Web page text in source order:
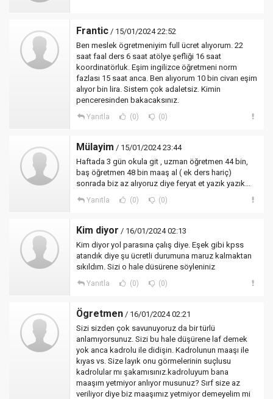
Frantic / 15/01/2024 22:52
Ben meslek ögretmeniyim full ücret alıyorum. 22
saat faal ders 6 saat atölye şefliği 16 saat
koordinatörluk. Eşim ingilizce öğretmeni norm
fazlası 15 saat anca. Ben alıyorum 10 bin civarı eşim
alıyor bin lira. Sistem çok adaletsiz. Kimin
penceresinden bakacaksınız.
Yanıtla (0) (0)
Mülayim / 15/01/2024 23:44
Haftada 3 gün okula git , uzman öğretmen 44 bin,
baş öğretmen 48 bin maaş al ( ek ders hariç)
sonrada biz az alıyoruz diye feryat et yazık yazık...
Yanıtla (0) (0)
Kim diyor / 16/01/2024 02:13
Kim diyor yol parasına çalış diye. Eşek gibi kpss
atandık diye şu ücretli durumuna maruz kalmaktan
sıkıldım. Sizi o hale düsürene söyleniniz
Yanıtla (0) (0)
Ögretmen / 16/01/2024 02:21
Sizi sizden çok savunuyoruz da bir türlü
anlamıyorsunuz. Sizi bu hale düşürene laf demek
yok anca kadrolu ile didişin. Kadrolunun maaşı ile
kıyas vs. Size layık onu görmelerinin suçlusu
kadrolular mı şakamısınız.kadroluyum bana
maaşım yetmiyor anlıyor musunuz? Sırf size az
veriliyor diye biz maaşımız yetmiyor demeyelim mi